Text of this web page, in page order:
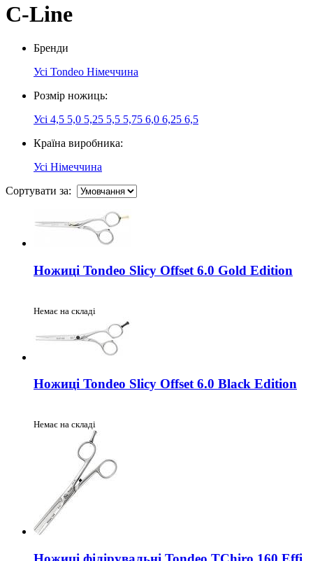
C-Line
Бренди
Усі Tondeo Німеччина
Розмір ножиць:
Усі 4,5 5,0 5,25 5,5 5,75 6,0 6,25 6,5
Країна виробника:
Усі Німеччина
Сортувати за:
Ножиці Tondeo Slicy Offset 6.0 Gold Edition
Немає на складі
Ножиці Tondeo Slicy Offset 6.0 Black Edition
Немає на складі